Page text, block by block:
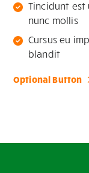
Tincidunt
nunc mollis
Cursus eu
blandit
Optional Button